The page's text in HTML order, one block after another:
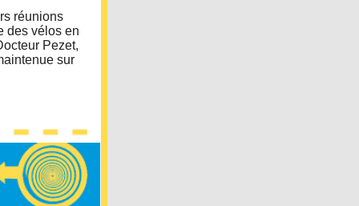
réunions
des vélos en
Pezet,
sur